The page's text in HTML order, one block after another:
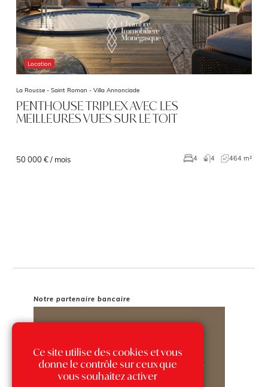
Location
La Rousse - Saint Roman - Villa Annonciade
PENTHOUSE TRIPLEX AVEC LES
MEILLEURES VUES SUR LE TOIT
50 000 € / mois 4 4 464 m²
Notre partenaire bancaire
Ce site utilise des cookies et vous
donne le contrôle sur ceux que
vous souhaitez activer